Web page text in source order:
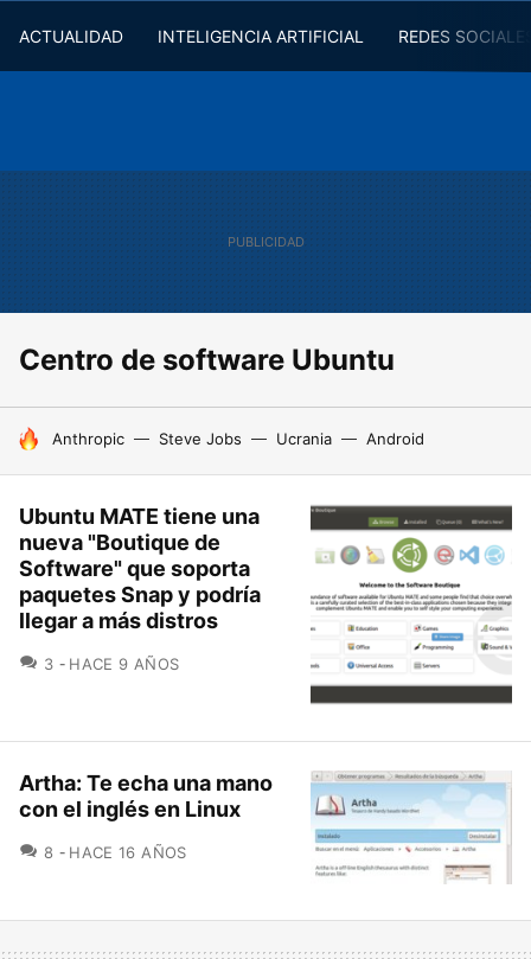
ACTUALIDAD INTELIGENCIA ARTIFICIAL REDES
Centro de software Ubuntu
HOY SE HABLA DE
Anthropic Steve Jobs Ucrania Android
Ubuntu MATE tiene una
nueva "Boutique de
Software" que soporta
paquetes Snap y podría
llegar a más distros
3 COMENTARIOS
HACE 9 AÑOS
Artha: Te echa una mano
con el inglés en Linux
8 COMENTARIOS
HACE 16 AÑOS